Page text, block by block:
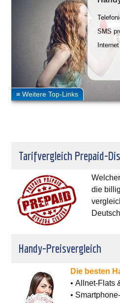
SMS
Tarifvergleich Prepaid-
die
Handy-Preisvergleich
Die besten
• Allnet-Flats
•